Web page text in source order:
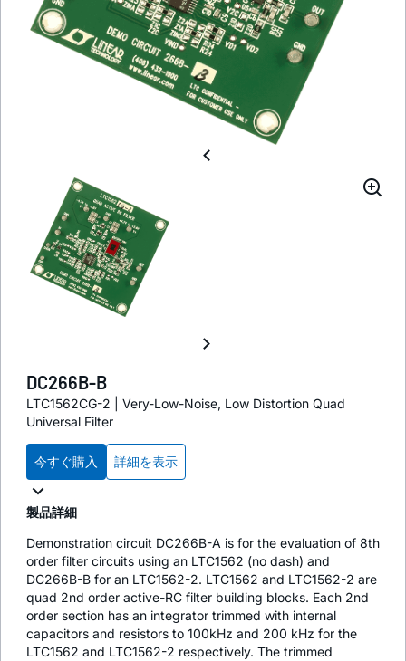
DC266B-B
LTC1562CG-2 | Very-Low-Noise, Low Distortion Quad
Universal Filter
今すぐ購入 詳細を表示
製品詳細
Demonstration circuit DC266B-A is for the evaluation of 8th
order filter circuits using an LTC1562 (no dash) and
DC266B-B for an LTC1562-2. LTC1562 and LTC1562-2 are
quad 2nd order active-RC filter building blocks. Each 2nd
order section has an integrator trimmed with internal
capacitors and resistors to 100kHz and 200 kHz for the
LTC1562 and LTC1562-2 respectively. The trimmed